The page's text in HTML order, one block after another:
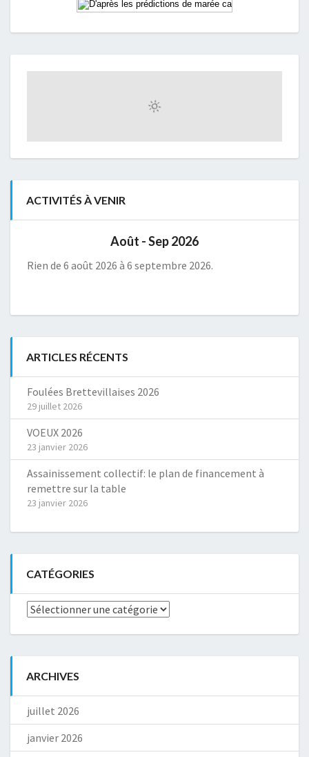
ACTIVITÉS À VENIR
Août - Sep 2026
Rien de 6 août 2026 à 6 septembre 2026.
ARTICLES RÉCENTS
Foulées Brettevillaises 2026
29 juillet 2026
VOEUX 2026
23 janvier 2026
Assainissement collectif: le plan de financement à
remettre sur la table
23 janvier 2026
CATÉGORIES
Catégories
ARCHIVES
juillet 2026
janvier 2026